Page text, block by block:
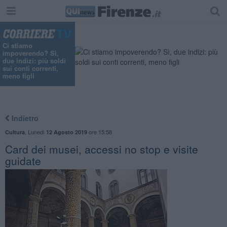
Ci stiamo
impoverendo? Sì,
due indizi: più soldi
sui conti correnti,
meno figli
Indietro
Cultura Lunedì 12 Agosto 2019ore 15:58
Card dei musei, accessi no stop e visite
guidate